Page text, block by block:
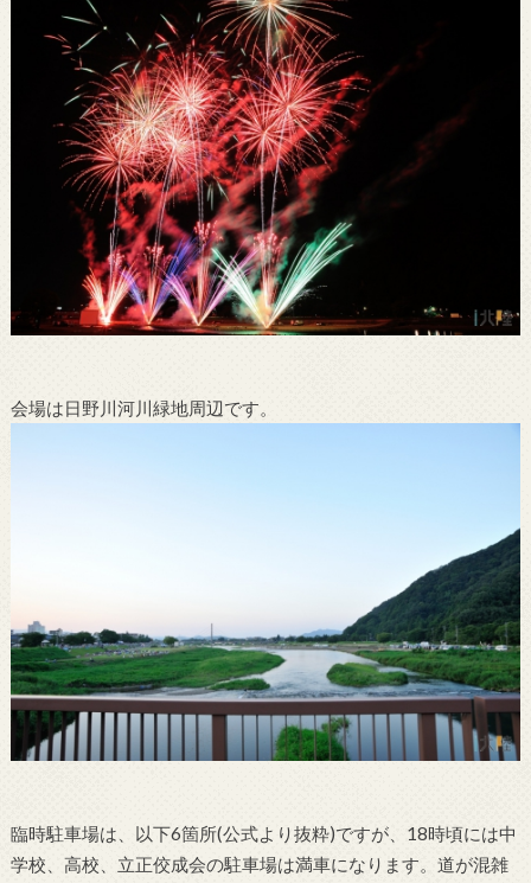
会場は日野川河川緑地周辺です。
臨時駐車場は、以下6箇所(公式より抜粋)ですが、18時頃には中
学校、高校、立正佼成会の駐車場は満車になります。道が混雑